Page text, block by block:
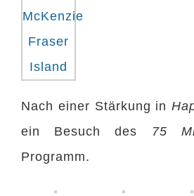
Nach einer Stärkung in
ein Besuch des
75
Programm.